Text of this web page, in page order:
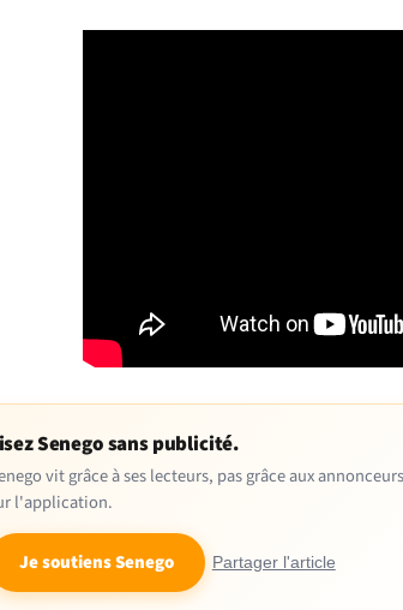
Senego sans publicité.
vit grâce à ses lecteurs, pas grâce aux
l'application.
Je soutiens Senego Partager l'article